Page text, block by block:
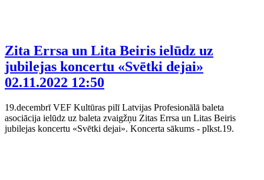
Zita Errsa un Lita Beiris ielūdz uz
jubilejas koncertu «Svētki dejai»
02.11.2022 12:50
19.decembrī VEF Kultūras pilī Latvijas Profesionālā baleta
asociācija ielūdz uz baleta zvaigžņu Zitas Errsa un Litas Beiris
jubilejas koncertu «Svētki dejai». Koncerta sākums - plkst.19.